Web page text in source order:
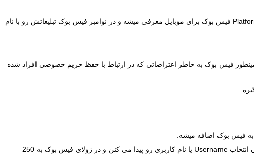
در ژولای فیس بوک شرکت Parakey رو می خره و در ماه اکتبر فیس بوک به 50 ملیون عضو فعّال می رسه! همینطور Platform فیس بوک برای موبایل معرفی میشه و در نوامبر فیس بوک تبلیغاتش رو با نام
فیس بوک به خاطر اعتراضاتی که در ارتباط با حفظ حریم خصوصی افراد شده
در ماه آپریل فیس بوک به 200 ملیون کاربر میرسه، یعنی 25 ملیون کاربر جدید دوباره در یک ماه. در ماه ژون افراد امکان انتخاب Username یا نام کاربری رو پیدا می کنن و در ژولای فیس بوک به 250